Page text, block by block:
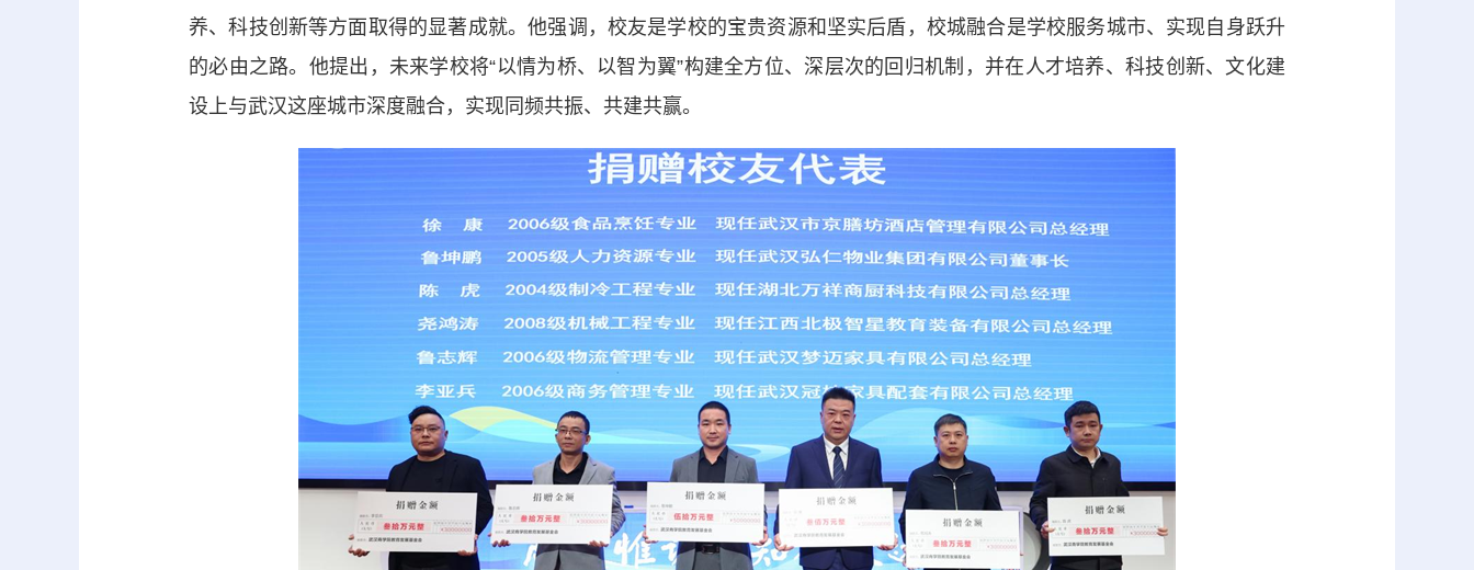
养、科技创新等方面取得的显著成就。他强调，校友是学校的宝贵资源和坚实后盾，校城融合是学校服务城市、实现自身跃升
的必由之路。他提出，未来学校将“以情为桥、以智为翼”构建全方位、深层次的回归机制，并在人才培养、科技创新、文化建
设上与武汉这座城市深度融合，实现同频共振、共建共赢。